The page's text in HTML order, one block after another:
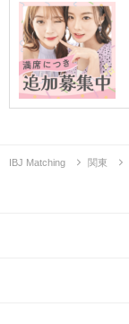
IBJ Matching 関東